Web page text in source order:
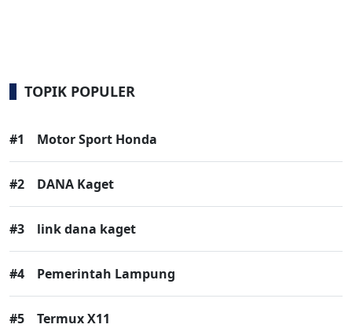
TOPIK POPULER
#1 Motor Sport Honda
#2 DANA Kaget
#3 link dana kaget
#4 Pemerintah Lampung
#5 Termux X11